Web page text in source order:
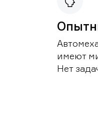
имеют
Нет